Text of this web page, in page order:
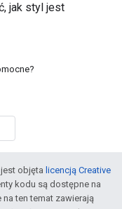
jak styl jest
objęta licencją Creative
kodu są dostępne na
ten temat zawierają